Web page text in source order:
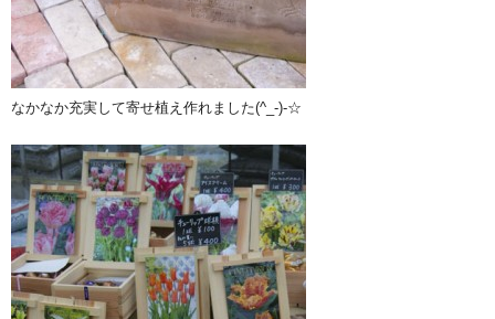
なかなか充実して寄せ植え作れました(^_-)-☆